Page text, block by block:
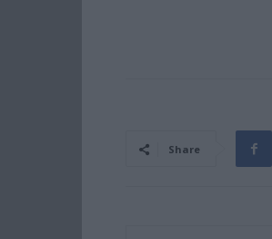
Share